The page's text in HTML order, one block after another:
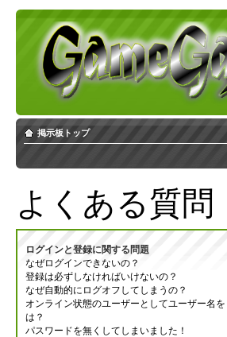
掲示板トップ
よくある質問
ログインと登録に関する問題
なぜログインできないの？
登録は必ずしなければいけないの？
なぜ自動的にログオフしてしまうの？
オンライン状態のユーザーとしてユーザー名
は？
パスワードを無くしてしまいました！